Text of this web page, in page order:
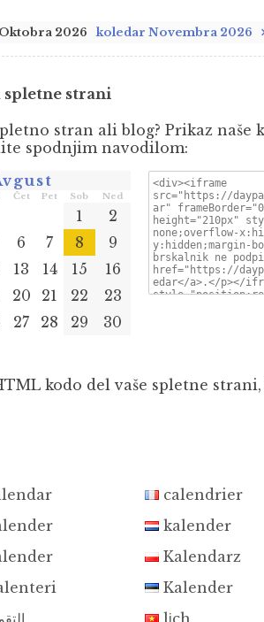
Oktobra 2026 koledar Novembra 2026
spletne strani
stran ali blog? Prikaz naše
spodnjim navodilom:
Čet Pet Sob Ned
1
2
6 7 8
9
13 14 15
16
20 21 22
23
27 28 29
30
kodo del vaše spletne
calendrier
kalender
Kalendarz
Kalender